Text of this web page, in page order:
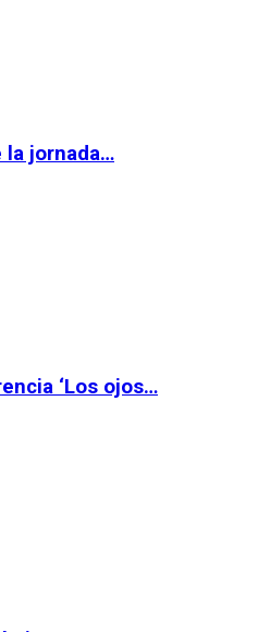
la jornada…
‘Los ojos…